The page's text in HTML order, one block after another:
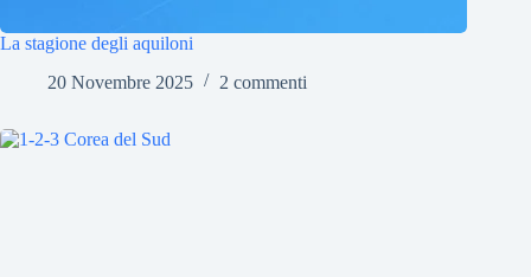
La stagione degli aquiloni
20 Novembre 2025
2 commenti